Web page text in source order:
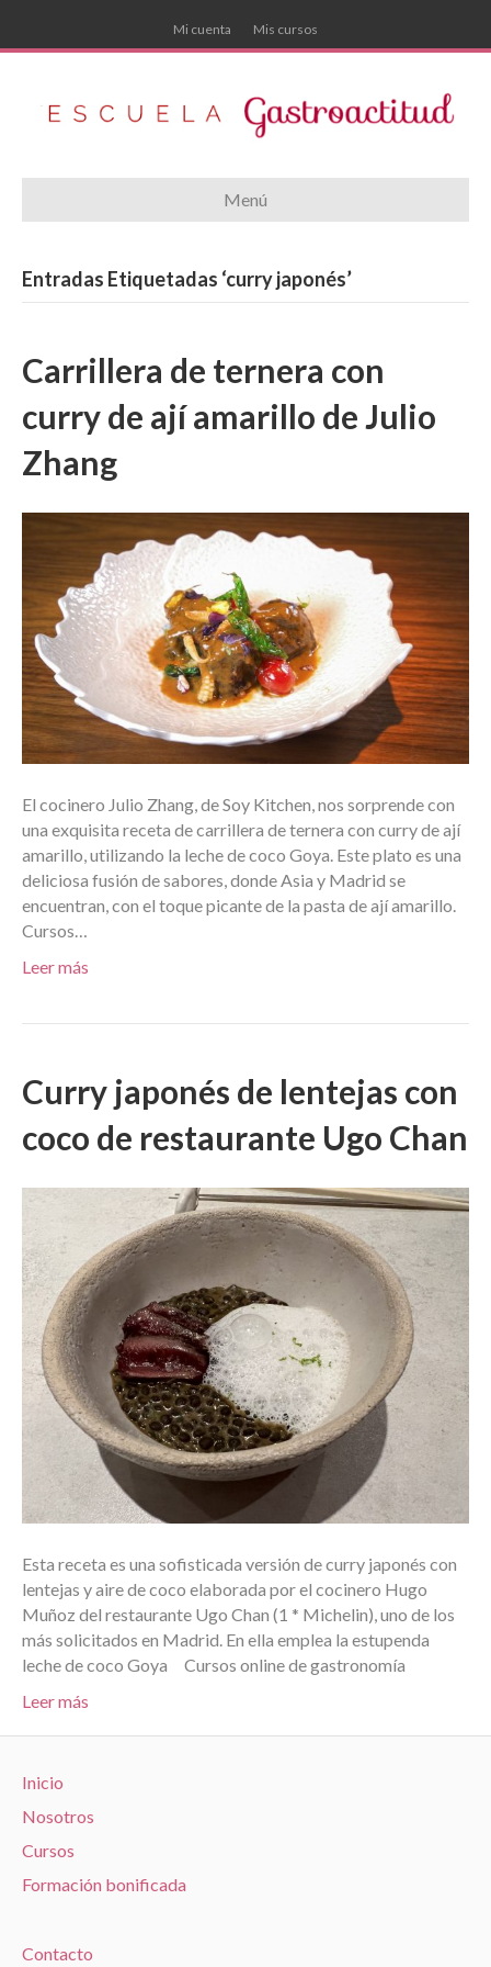
Mi cuenta Mis cursos
Menú
Entradas Etiquetadas ‘curry japonés’
Carrillera de ternera con
curry de ají amarillo de Julio
Zhang
El cocinero Julio Zhang, de Soy Kitchen, nos sorprende con
una exquisita receta de carrillera de ternera con curry de ají
amarillo, utilizando la leche de coco Goya. Este plato es una
deliciosa fusión de sabores, donde Asia y Madrid se
encuentran, con el toque picante de la pasta de ají amarillo.
Cursos…
Leer más
Curry japonés de lentejas con
coco de restaurante Ugo Chan
Esta receta es una sofisticada versión de curry japonés con
lentejas y aire de coco elaborada por el cocinero Hugo
Muñoz del restaurante Ugo Chan (1 * Michelin), uno de los
más solicitados en Madrid. En ella emplea la estupenda
leche de coco Goya Cursos online de gastronomía
Leer más
Inicio
Nosotros
Cursos
Formación bonificada
Contacto